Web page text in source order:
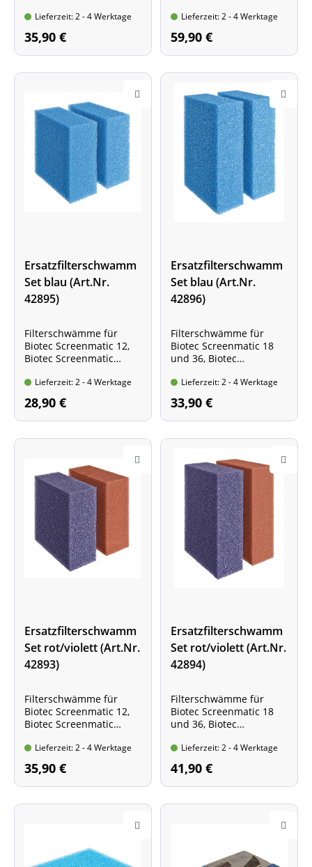
Filterpatronen - 2 x
violett, 1 x rot
Lieferzeit: 2 - 4 Werktage
35,90 €
Packungsinhalt: 3
Filterpatronen - 2 x
violett, 1 x rot
Lieferzeit: 2 - 4 Werktage
59,90 €
Ersatzfilterschwamm
Set blau (Art.Nr.
42895)
Filterschwämme für
Biotec Screenmatic 12,
Biotec Screenmatic
Packungsinhalt: 2 blaue
Filterschwämme
Lieferzeit: 2 - 4 Werktage
28,90 €
Ersatzfilterschwamm
Set blau (Art.Nr.
42896)
Filterschwämme für
Biotec Screenmatic 18
und 36, Biotec
140000
Packungsinhalt: 2 blaue
Filterschwämme
Lieferzeit: 2 - 4 Werktage
33,90 €
Ersatzfilterschwamm
Set rot/violett (Art.Nr.
42893)
Filterschwämme für
Biotec Screenmatic 12,
Biotec Screenmatic
Packungsinhalt: 2
Filterschwämme - 1 x
violett, 1 x rot
Lieferzeit: 2 - 4 Werktage
35,90 €
Ersatzfilterschwamm
Set rot/violett (Art.Nr.
42894)
Filterschwämme für
Biotec Screenmatic 18
und 36, Biotec
140000
Packungsinhalt: 2
Filterschwämme - 1 x
violett, 1 x rot
Lieferzeit: 2 - 4 Werktage
41,90 €